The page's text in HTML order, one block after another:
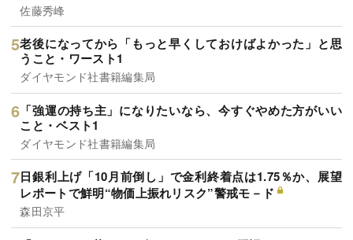
佐藤秀峰
老後になってから「もっと早くしておけばよかった」と思
うこと・ワースト1
ダイヤモンド社書籍編集局
「強運の持ち主」になりたいなら、今すぐやめた方がいい
こと・ベスト1
ダイヤモンド社書籍編集局
日銀利上げ「10月前倒し」で金利終着点は1.75％か、展望
レポートで鮮明“物価上振れリスク”警戒モ－ド
森田京平